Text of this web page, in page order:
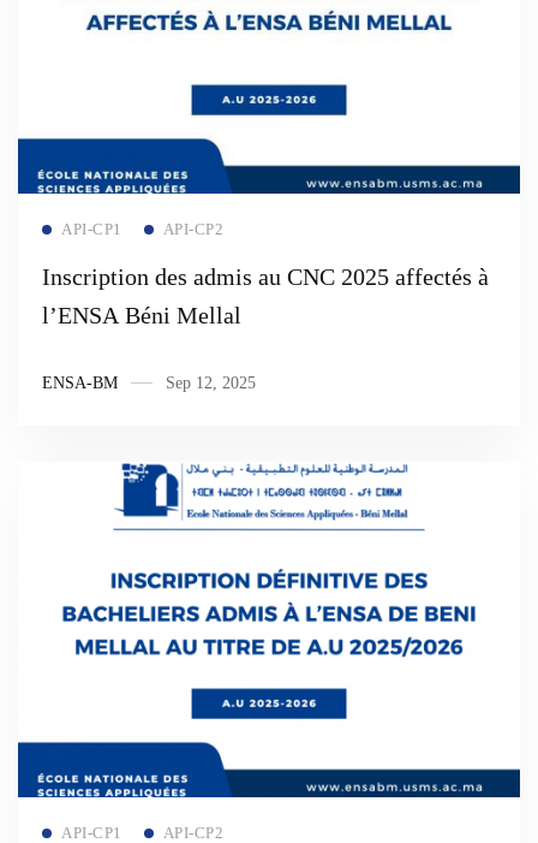
API-CP1 API-CP2
Inscription des admis au CNC 2025 affectés à
l’ENSA Béni Mellal
ENSA-BM Sep 12, 2025
API-CP1 API-CP2